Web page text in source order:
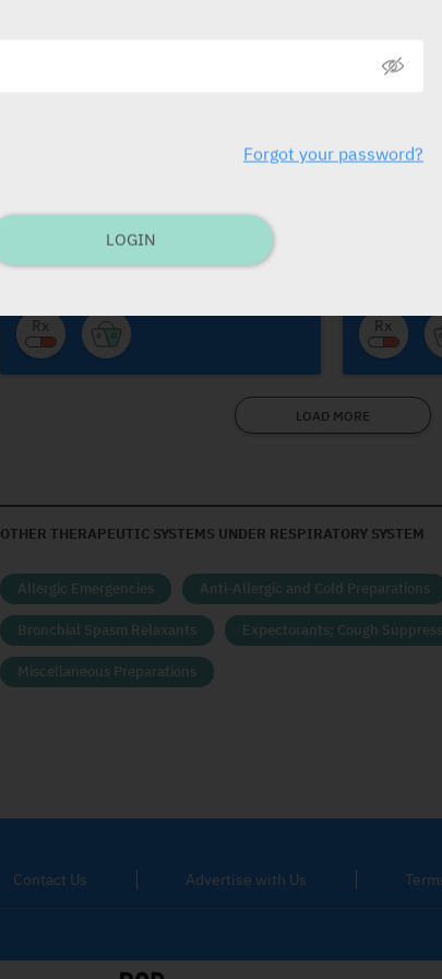
Roche
LOAD MORE
OTHER THERAPEUTIC SYSTEMS UNDER RESPIRATORY SYSTEM
Allergic Emergencies Anti-Allergic and Cold Preparations
Bronchial Spasm Relaxants Expectorants; Cough
Miscellaneous Preparations
Contact Us Advertise with Us
Forgot your password?
LOGIN